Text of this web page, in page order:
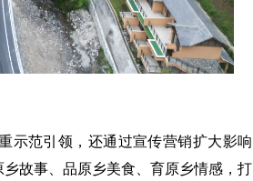
范引领，还通过宣传营销扩大影响
故事、品原乡美食、育原乡情感，打